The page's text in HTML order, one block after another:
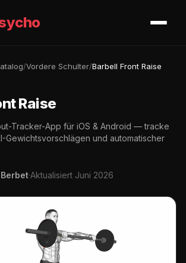
/Vordere Schulter/Barbell Front Raise
Raise
Tracker-App für iOS & Android — tracke
Gewichtsvorschlägen und automatischer
·Aktualisiert Juni 2026